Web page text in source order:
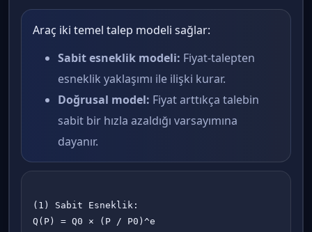
Araç iki temel talep modeli sağlar:
Sabit esneklik modeli: Fiyat-talepten
esneklik yaklaşımı ile ilişki kurar.
Doğrusal model: Fiyat arttıkça talebin
sabit bir hızla azaldığı varsayımına
dayanır.
(1) Sabit Esneklik:
Q(P) = Q0 × (P / P0)^e